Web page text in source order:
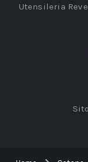
Utensileria